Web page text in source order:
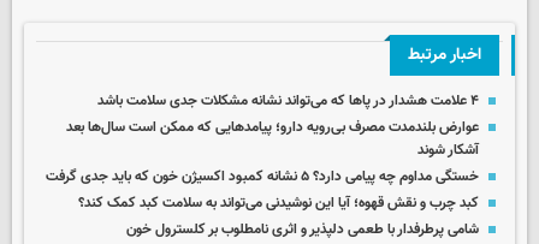
اخبار مرتبط
۴ علامت هشدار در پاها که می‌تواند نشانه مشکلات جدی سلامت باشد
عوارض بلندمدت مصرف بی‌رویه دارو؛ پیامدهایی که ممکن است سال‌ها بعد
آشکار شوند
خستگی مداوم چه پیامی دارد؟ ۵ نشانه کمبود اکسیژن خون که باید جدی گرفت
کبد چرب و نقش قهوه؛ آیا این نوشیدنی می‌تواند به سلامت کبد کمک کند؟
شامی پرطرفدار با طعمی دلپذیر و اثری نامطلوب بر کلسترول خون